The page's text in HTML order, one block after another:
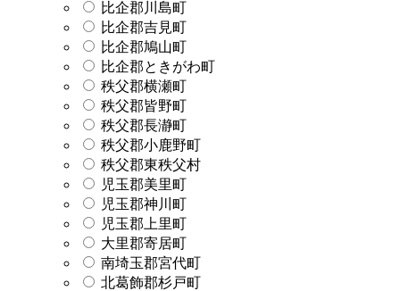
比企郡川島町
比企郡吉見町
比企郡鳩山町
比企郡ときがわ町
秩父郡横瀬町
秩父郡皆野町
秩父郡長瀞町
秩父郡小鹿野町
秩父郡東秩父村
児玉郡美里町
児玉郡神川町
児玉郡上里町
大里郡寄居町
南埼玉郡宮代町
北葛飾郡杉戸町